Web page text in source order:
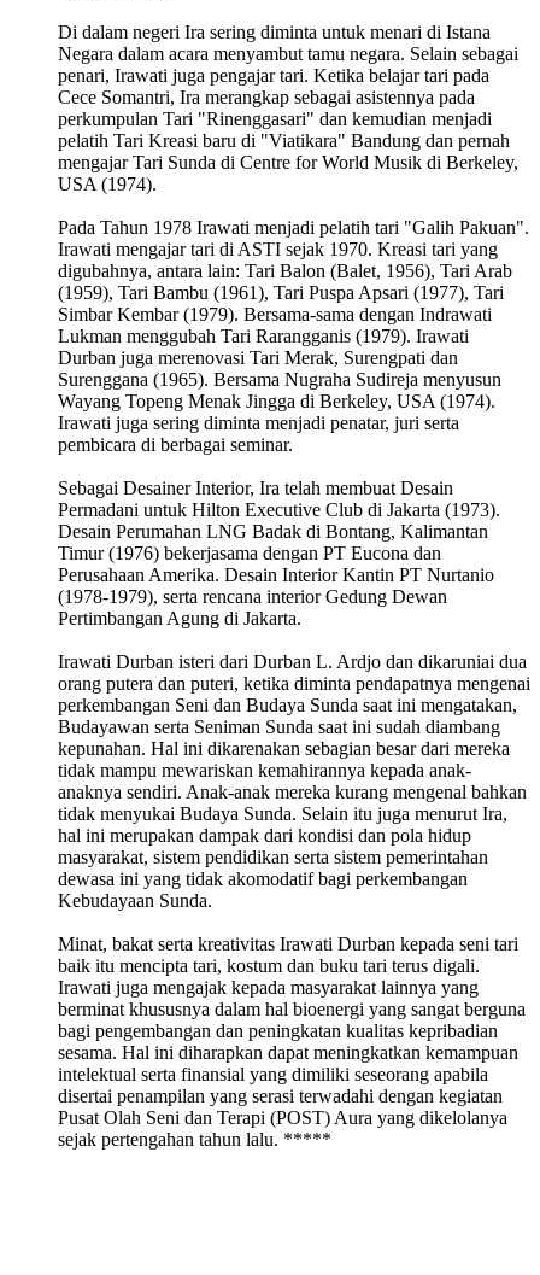
Di dalam negeri Ira sering diminta untuk menari di Istana
Negara dalam acara menyambut tamu negara. Selain sebagai
penari, Irawati juga pengajar tari. Ketika belajar tari pada
Cece Somantri, Ira merangkap sebagai asistennya pada
perkumpulan Tari "Rinenggasari" dan kemudian menjadi
pelatih Tari Kreasi baru di "Viatikara" Bandung dan pernah
mengajar Tari Sunda di Centre for World Musik di Berkeley,
USA (1974).
Pada Tahun 1978 Irawati menjadi pelatih tari "Galih Pakuan".
Irawati mengajar tari di ASTI sejak 1970. Kreasi tari yang
digubahnya, antara lain: Tari Balon (Balet, 1956), Tari Arab
(1959), Tari Bambu (1961), Tari Puspa Apsari (1977), Tari
Simbar Kembar (1979). Bersama-sama dengan Indrawati
Lukman menggubah Tari Rarangganis (1979). Irawati
Durban juga merenovasi Tari Merak, Surengpati dan
Surenggana (1965). Bersama Nugraha Sudireja menyusun
Wayang Topeng Menak Jingga di Berkeley, USA (1974).
Irawati juga sering diminta menjadi penatar, juri serta
pembicara di berbagai seminar.
Sebagai Desainer Interior, Ira telah membuat Desain
Permadani untuk Hilton Executive Club di Jakarta (1973).
Desain Perumahan LNG Badak di Bontang, Kalimantan
Timur (1976) bekerjasama dengan PT Eucona dan
Perusahaan Amerika. Desain Interior Kantin PT Nurtanio
(1978-1979), serta rencana interior Gedung Dewan
Pertimbangan Agung di Jakarta.
Irawati Durban isteri dari Durban L. Ardjo dan dikaruniai dua
orang putera dan puteri, ketika diminta pendapatnya mengenai
perkembangan Seni dan Budaya Sunda saat ini mengatakan,
Budayawan serta Seniman Sunda saat ini sudah diambang
kepunahan. Hal ini dikarenakan sebagian besar dari mereka
tidak mampu mewariskan kemahirannya kepada anak-
anaknya sendiri. Anak-anak mereka kurang mengenal bahkan
tidak menyukai Budaya Sunda. Selain itu juga menurut Ira,
hal ini merupakan dampak dari kondisi dan pola hidup
masyarakat, sistem pendidikan serta sistem pemerintahan
dewasa ini yang tidak akomodatif bagi perkembangan
Kebudayaan Sunda.
Minat, bakat serta kreativitas Irawati Durban kepada seni tari
baik itu mencipta tari, kostum dan buku tari terus digali.
Irawati juga mengajak kepada masyarakat lainnya yang
berminat khususnya dalam hal bioenergi yang sangat berguna
bagi pengembangan dan peningkatan kualitas kepribadian
sesama. Hal ini diharapkan dapat meningkatkan kemampuan
intelektual serta finansial yang dimiliki seseorang apabila
disertai penampilan yang serasi terwadahi dengan kegiatan
Pusat Olah Seni dan Terapi (POST) Aura yang dikelolanya
sejak pertengahan tahun lalu. *****